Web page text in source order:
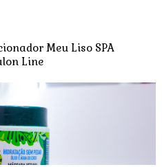
Meu Liso SPA
Line